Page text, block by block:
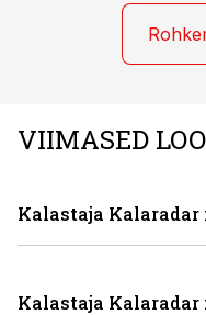
VIIMASED
Kalastaja Kalaradar
Kalastaja Kalaradar